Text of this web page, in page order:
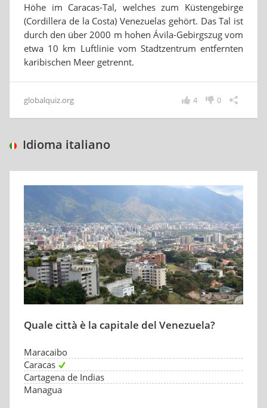
Höhe im Caracas-Tal, welches zum Küstengebirge
(Cordillera de la Costa) Venezuelas gehört. Das Tal ist
durch den über 2000 m hohen Ávila-Gebirgszug vom
etwa 10 km Luftlinie vom Stadtzentrum entfernten
karibischen Meer getrennt.
globalquiz.org 0
4
Idioma italiano
Quale città è la capitale del Venezuela?
Maracaibo
Caracas
Cartagena de Indias
Managua